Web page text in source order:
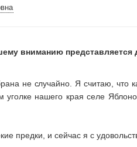
вниманию
не случайно. Я считаю, что
уголке нашего края селе
предки, и сейчас я с